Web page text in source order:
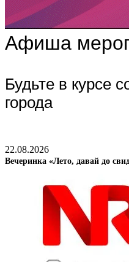
Афиша
Будьте в курсе
города
22.08.2026
Вечеринка «Лето, давай до